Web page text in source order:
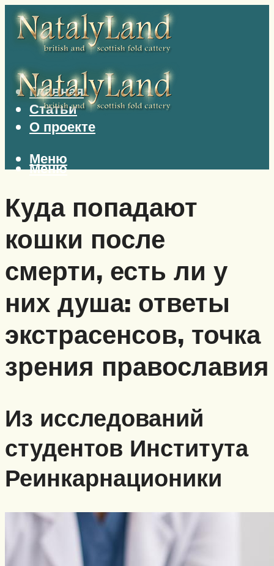
Главная
Статьи
О проекте
Меню
Меню
Куда попадают
кошки после
смерти, есть ли у
них душа: ответы
экстрасенсов, точка
зрения православия
Из исследований
студентов Института
Реинкарнационики